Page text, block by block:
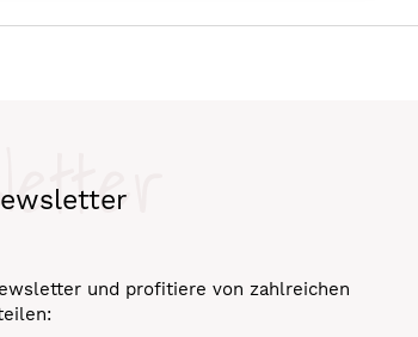
und profitiere von zahlreichen